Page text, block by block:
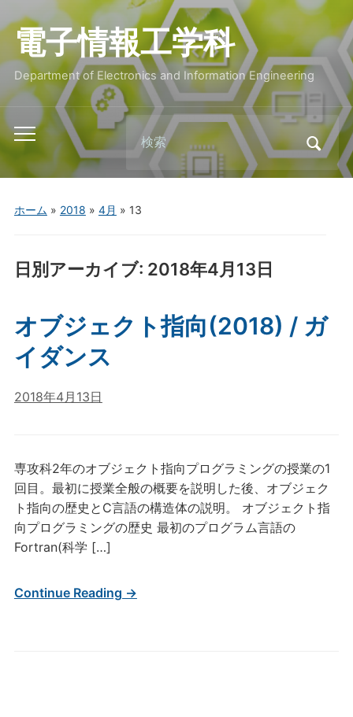
電子情報工学科
Department of Electronics and Information Engineering
Toggle
mobile
menu
Search
for:
ホーム » 2018 » 4月 » 13
日別アーカイブ: 2018年4月13日
オブジェクト指向(2018) / ガ
イダンス
2018年4月13日
専攻科2年のオブジェクト指向プログラミングの授業の1
回目。最初に授業全般の概要を説明した後、オブジェク
ト指向の歴史とC言語の構造体の説明。 オブジェクト指
向プログラミングの歴史 最初のプログラム言語の
Fortran(科学 […]
Continue Reading →